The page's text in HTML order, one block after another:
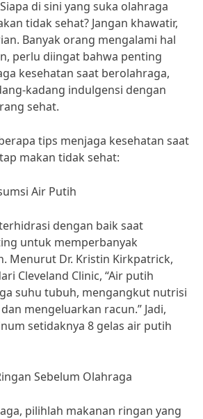
di sini yang suka olahraga
tidak sehat? Jangan khawatir,
Banyak orang mengalami hal
perlu diingat bahwa penting
kesehatan saat berolahraga,
kadang indulgensi dengan
sehat.
tips menjaga kesehatan saat
makan tidak sehat:
Air Putih
dengan baik saat
untuk memperbanyak
Menurut Dr. Kristin Kirkpatrick,
Cleveland Clinic, “Air putih
suhu tubuh, mengangkut nutrisi
mengeluarkan racun.” Jadi,
setidaknya 8 gelas air putih
Sebelum Olahraga
pilihlah makanan ringan yang